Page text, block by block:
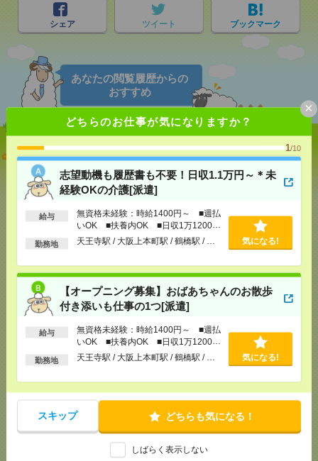
どちらのお仕事が気になりますか？
1/10
志望動機も履歴書も不要！日収1.1万円～＊未
経験OKの介護[派遣]
給与
無資格未経験：時給1400円～ ■週払
いOK ■扶養内OK ■日収1万1200円
以上
勤務地 天王寺駅 / 大阪上本町駅 / 鶴橋駅 / … 気になる!
【オープニング募集】おばあちゃんのお散歩
付き添いも仕事の1つ[派遣]
給与
無資格未経験：時給1400円～ ■週払
いOK ■扶養内OK ■日収1万1200円
以上
勤務地 天王寺駅 / 大阪上本町駅 / 鶴橋駅 / … 気になる!
スキップ どちらも気になる！
しばらく表示しない
×
シェア ツイート ブックマーク
あなたの閲覧履歴からの
おすすめ
志望動機も履歴書も不要！日収1.1万円～＊未経験OK
の介護[派遣]
[給 与] 無資格未経験：時給1400円～ ■週払い
[交通費]交通費全額支給
天王寺駅/大阪上本町駅 /鶴橋駅/ …
気になる！
【オープニング募集】おばあちゃんのお散歩付き添
いも仕事の1つ[派遣]
[給 与]無資格未経験：時給1400円～ ■週払い
OK ■扶養内OK ■日収1万1200円以上
[交通費]交通費全額支給
天王寺駅/大阪上本町駅/鶴橋駅/…
気になる！
活のお手伝い[派遣]
[給 与]無資格未経験：時給1400円～ ■週払い
OK ■扶養内OK ■日収1万1200円以上
交通費全額支給